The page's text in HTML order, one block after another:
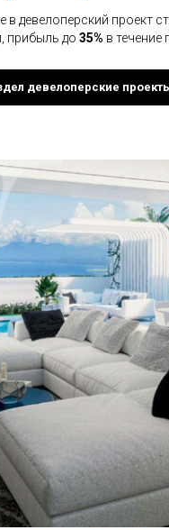
в девелоперский проект
прибыль до 35% в течение
девелоперские